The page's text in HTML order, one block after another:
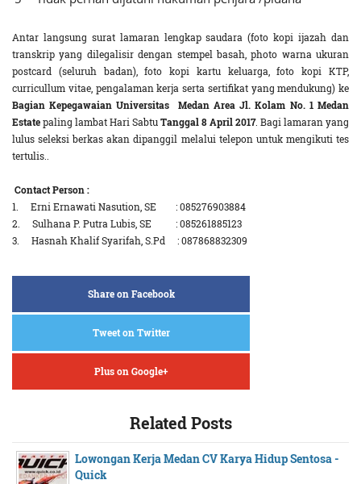
Antar langsung surat lamaran lengkap saudara (foto kopi ijazah dan
transkrip yang dilegalisir dengan stempel basah, photo warna ukuran
postcard (seluruh badan), foto kopi kartu keluarga, foto kopi KTP,
curricullum vitae, pengalaman kerja serta sertifikat yang mendukung) ke
Bagian Kepegawaian Universitas Medan Area Jl. Kolam No. 1 Medan
Estatepaling lambat Hari SabtuTanggal 8 April 2017. Bagi lamaran yang
lulus seleksi berkas akan dipanggil melalui telepon untuk mengikuti tes
tertulis..
Contact Person :
1. Erni Ernawati Nasution, SE : 085276903884
2. Sulhana P. Putra Lubis, SE : 085261885123
3. Hasnah Khalif Syarifah, S.Pd : 087868832309
Share on Facebook
Tweet on Twitter
Plus on Google+
Related Posts
Lowongan Kerja Medan CV Karya Hidup Sentosa -
Quick